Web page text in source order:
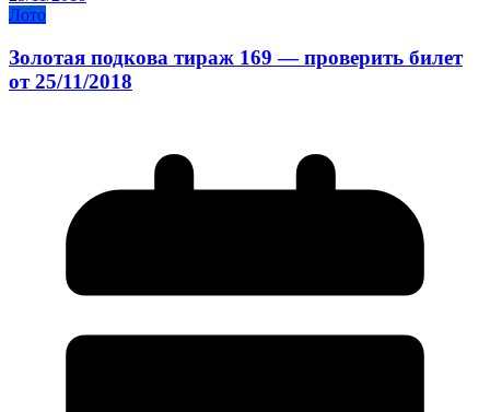
Лото
Золотая подкова тираж 169 — проверить билет
от 25/11/2018